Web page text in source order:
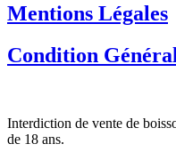
Mentions Légales
Condition
Interdiction de vente de
de 18 ans.